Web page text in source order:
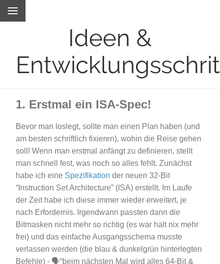
Ideen &
1. Erstmal ein ISA-Spec!
Bevor man loslegt, sollte man einen Plan haben (und
am besten schriftlich fixieren), wohin die Reise gehen
soll! Wenn man erstmal anfängt zu definieren, stellt
man schnell fest, was noch so alles fehlt. Zunächst
habe ich eine Spezifikation der neuen 32-Bit
“Instruction Set Architecture” (ISA) erstellt. Im Laufe
der Zeit habe ich diese immer wieder erweitert, je
nach Erfordernis. Irgendwann passten dann die
Bitmasken nicht mehr so richtig (es war halt nix mehr
frei) und das einfache Ausgangsschema musste
verlassen werden (die blau & dunkelgrün hinterlegten
Befehle) - 🗣“beim nächsten Mal wird alles 64-Bit &